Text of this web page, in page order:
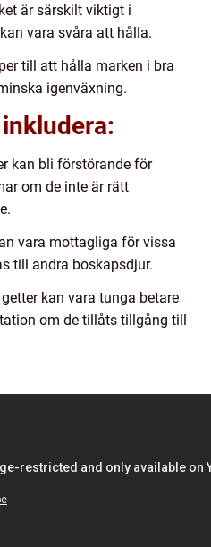
är särskilt viktigt i
vara svåra att hålla.
till att hålla marken i bra
igenväxning.
kan bli förstörande för
om de inte är rätt
vara mottagliga för vissa
till andra boskapsdjur.
kan vara tunga betare
om de tillåts tillgång till